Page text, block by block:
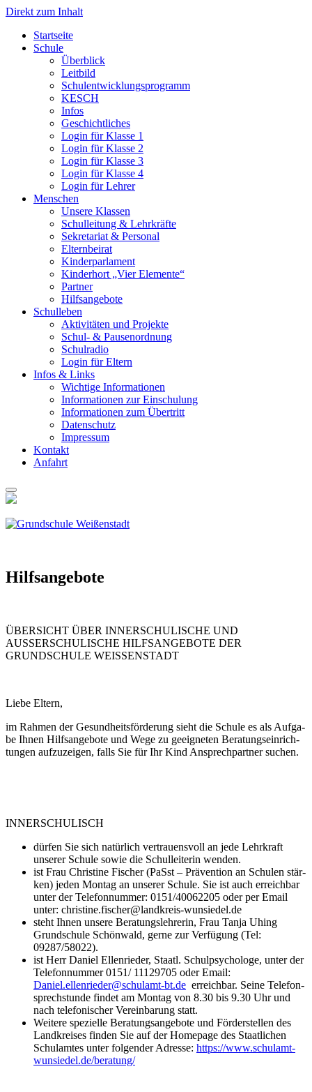
Direkt zum Inhalt
Start­sei­te
Schu­le
Über­blick
Leit­bild
Schul­ent­wick­lungs­pro­gramm
KESCH
Infos
Geschicht­li­ches
Log­in für Klas­se 1
Log­in für Klas­se 2
Log­in für Klas­se 3
Log­in für Klas­se 4
Log­in für Leh­rer
Men­schen
Unse­re Klas­sen
Schul­lei­tung & Lehr­kräf­te
Sekre­ta­ri­at & Per­so­nal
Eltern­bei­rat
Kin­der­par­la­ment
Kin­der­hort „Vier Ele­men­te“
Part­ner
Hilfs­an­ge­bo­te
Schul­le­ben
Akti­vi­tä­ten und Pro­jek­te
Schul- & Pau­sen­ord­nung
Schul­ra­dio
Log­in für Eltern
Infos & Links
Wich­ti­ge Infor­ma­tio­nen
Infor­ma­tio­nen zur Ein­schu­lung
Infor­ma­tio­nen zum Über­tritt
Daten­schutz
Impres­sum
Kon­takt
Anfahrt
Hilfs­an­ge­bo­te
ÜBERSICHT ÜBER INNERSCHULISCHE UND
AUSSERSCHULISCHE HILFSANGEBOTE DER
GRUNDSCHULE WEISSENSTADT
Lie­be Eltern,
im Rah­men der Gesund­heits­för­de­rung sieht die Schu­le es als Auf­ga­
be Ihnen Hilfs­an­ge­bo­te und Wege zu geeig­ne­ten Bera­tungs­ein­rich­
tun­gen auf­zu­zei­gen, falls Sie für Ihr Kind Ansprech­part­ner suchen.
INNERSCHULISCH
dür­fen Sie sich natür­lich ver­trau­ens­voll an jede Lehr­kraft
unse­rer Schu­le sowie die Schul­lei­te­rin wen­den.
ist Frau Chris­ti­ne Fischer (PaSst – Prä­ven­ti­on an Schu­len stär­
ken) jeden Mon­tag an unse­rer Schu­le. Sie ist auch erreich­bar
unter der Tele­fon­num­mer: 0151/40062205 oder per Email
unter: christine.fischer@landkreis-wunsiedel.de
steht Ihnen unse­re Bera­tungs­leh­re­rin, Frau Tan­ja Uhing
Grund­schu­le Schön­wald, ger­ne zur Ver­fü­gung (Tel:
09287/58022).
ist Herr Dani­el Ellen­rie­der, Staatl. Schul­psy­cho­lo­ge, unter der
Tele­fon­num­mer 0151/ 11129705 oder Email:
Daniel.ellenrieder@schulamt-bt.de erreich­bar. Sei­ne Tele­fon­
sprech­stun­de fin­det am Mon­tag von 8.30 bis 9.30 Uhr und
nach tele­fo­ni­scher Ver­ein­ba­rung statt.
Wei­te­re spe­zi­el­le Bera­tungs­an­ge­bo­te und För­der­stel­len des
Land­krei­ses fin­den Sie auf der Home­page des Staat­li­chen
Schul­am­tes unter fol­gen­der Adres­se: https://www.schulamt-
wunsiedel.de/beratung/